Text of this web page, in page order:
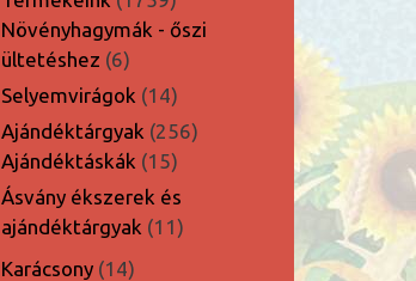
termék
Növényhagymák - őszi
ültetéshez 66
termék
Selyemvirágok 1414
termék
Ajándéktárgyak 256256
Ajándéktáskák 1515
termék
Ásvány ékszerek és
ajándéktárgyak
1111
Karácsony 1414